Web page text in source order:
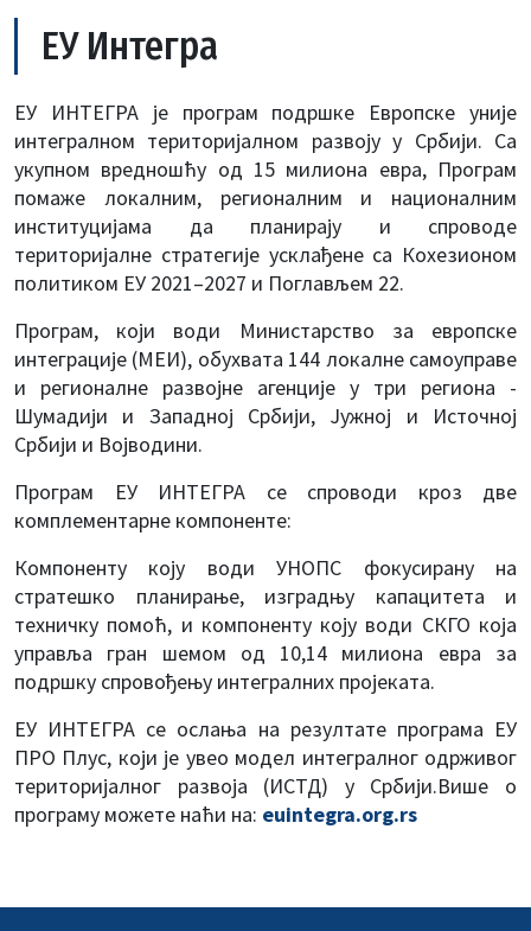
ЕУ Интегра
ЕУ ИНТЕГРА је програм подршке Европске уније
интегралном територијалном развоју у Србији. Са
укупном вредношћу од 15 милиона евра, Програм
помаже локалним, регионалним и националним
институцијама да планирају и спроводе
територијалне стратегије усклађене са Кохезионом
политиком ЕУ 2021–2027 и Поглављем 22.
Програм, који води Министарство за европске
интеграције (МЕИ), обухвата 144 локалне самоуправе
и регионалне развојне агенције у три региона -
Шумадији и Западној Србији, Јужној и Источној
Србији и Војводини.
Програм ЕУ ИНТЕГРА се спроводи кроз две
комплементарне компоненте:
Компоненту коју води УНОПС фокусирану на
стратешко планирање, изградњу капацитета и
техничку помоћ, и компоненту коју води СКГО која
управља гран шемом од 10,14 милиона евра за
подршку спровођењу интегралних пројеката.
ЕУ ИНТЕГРА се ослања на резултате програма ЕУ
ПРО Плус, који је увео модел интегралног одрживог
територијалног развоја (ИСТД) у Србији.Више о
програму можете наћи на: euintegra.org.rs